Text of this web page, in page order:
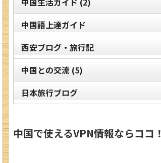
中国語上達ガイド
西安ブログ・旅行記
中国との交流 (5)
日本旅行ブログ
中国で使えるVPN情報ならココ！